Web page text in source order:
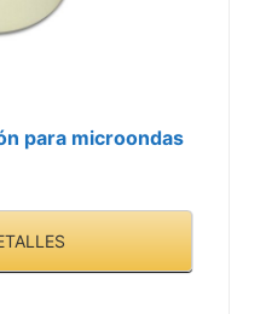
para microondas